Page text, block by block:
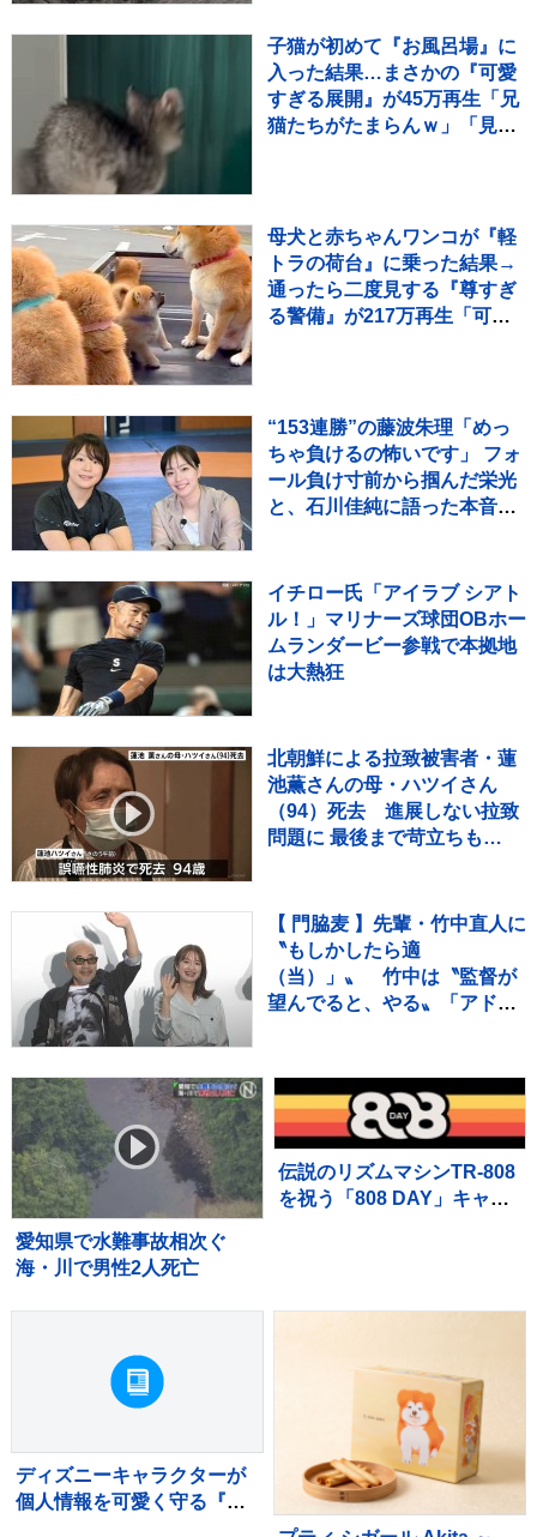
子猫が初めて『お風呂場』に
入った結果…まさかの『可愛
すぎる展開』が45万再生「兄
猫たちがたまらんｗ」「見守
母犬と赤ちゃんワンコが『軽
トラの荷台』に乗った結果→
通ったら二度見する『尊すぎ
る警備』が217万再生「可愛
“153連勝”の藤波朱理「めっ
ちゃ負けるの怖いです」 フォ
ール負け寸前から掴んだ栄光
と、石川佳純に語った本音
イチロー氏「アイラブ シアト
ル！」マリナーズ球団OBホー
ムランダービー参戦で本拠地
は大熱狂
北朝鮮による拉致被害者・蓮
池薫さんの母・ハツイさん
（94）死去 進展しない拉致
問題に 最後まで苛立ちも…
【 門脇麦 】先輩・竹中直人に
〝もしかしたら適
（当）」〟 竹中は〝監督が
望んでると、やる〟「アドリ
愛知県で水難事故相次ぐ
海・川で男性2人死亡
伝説のリズムマシンTR-808
を祝う「808 DAY」キャン
ディズニーキャラクターが
個人情報を可愛く守る『カ